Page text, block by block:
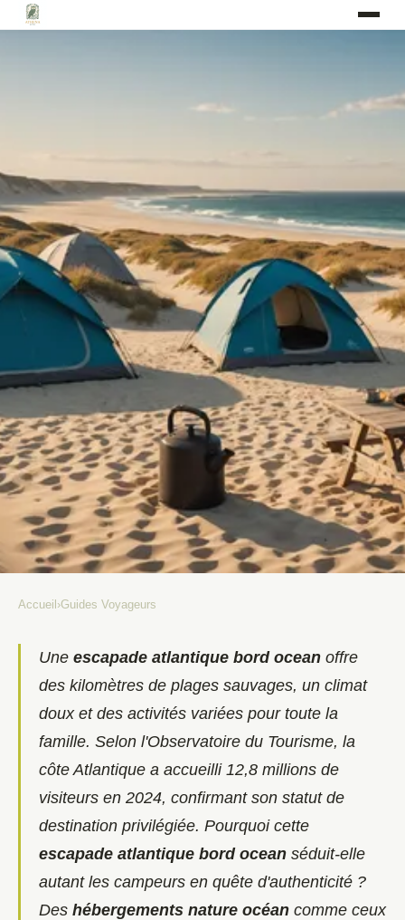
Une escapade sur la côte
atlantique : camping et grand
air au programme
16 janvier 2026 13 min de lecture
Accueil ›Guides Voyageurs
Une escapade atlantique bord ocean offre
des kilomètres de plages sauvages, un climat
doux et des activités variées pour toute la
famille. Selon l'Observatoire du Tourisme, la
côte Atlantique a accueilli 12,8 millions de
visiteurs en 2024, confirmant son statut de
destination privilégiée. Pourquoi cette
escapade atlantique bord ocean séduit-elle
autant les campeurs en quête d'authenticité ?
Des hébergements nature océan comme ceux